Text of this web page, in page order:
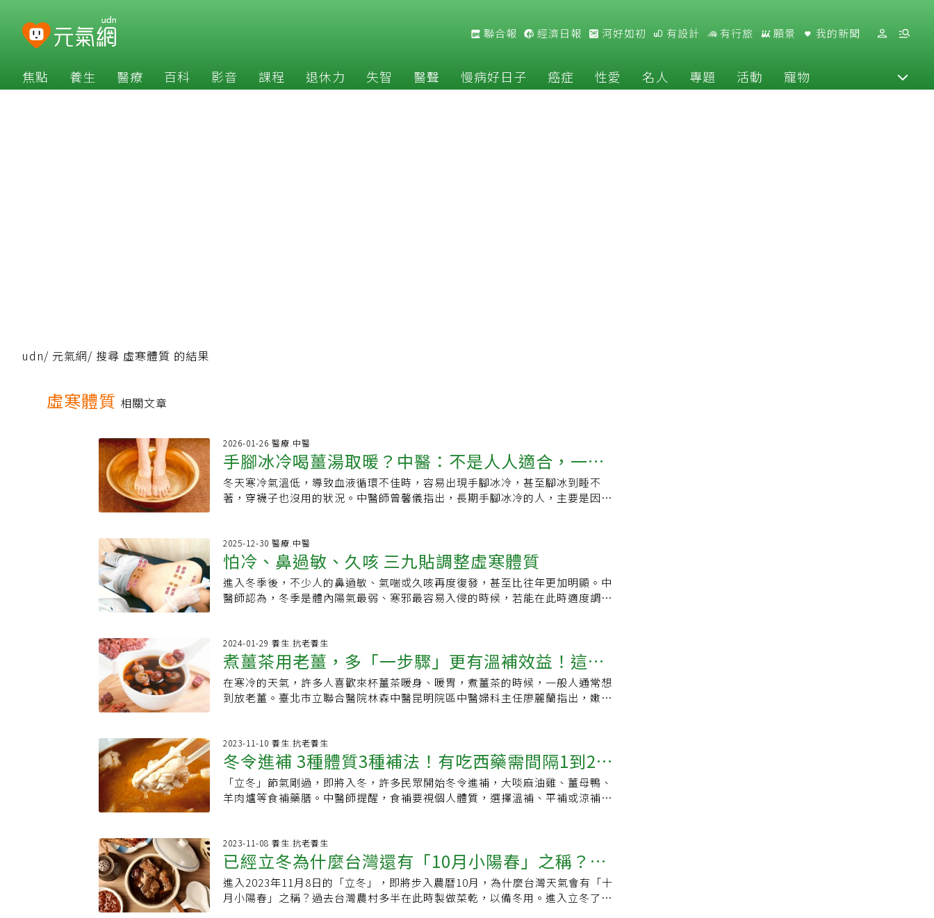
聯合報 經濟日報 河好如初 有設計 有行旅 願景 我的新聞
焦點 養生 醫療 百科 影音 課程 退休力 失智 醫聲 慢病好日子 癌症 性愛 名人 專題 活動 寵物
udn/ 元氣網/ 搜尋 虛寒體質 的結果
虛寒體質 相關文章
2026-01-26 醫療.中醫
手腳冰冷喝薑湯取暖？中醫：不是人人適合，一種
體質喝了反而上火
冬天寒冷氣溫低，導致血液循環不佳時，容易出現手腳冰冷，甚至腳冰到睡不
著，穿襪子也沒用的狀況。中醫師曾馨儀指出，長期手腳冰冷的人，主要是因為
腳冰冷的族群，包括虛寒體質者、女性、老年人、慢性病患者等。曾馨儀表示，
女性會受到雌激素影響基礎體溫，並且女性普遍肌肉量較低、基礎代謝率較慢，
加上骨架小、散熱快，較難維持四肢末梢的溫度。若男性長期手腳冰冷，則常見
於肥胖、久坐少動、患有三高慢性病的人，大多與血液循環、代謝功能不佳有
關。有些人會把手腳冰冷歸為「虛寒」體質，盲目喝薑湯、吃麻油雞或薑母鴨，
況多樣，有寒有熱，辨識體質才能找出根本原因。中醫論點四種冷：1.寒厥(真虛
型)：此為典型的「虛寒」，伴隨面色蒼白、精神疲倦，屬於真正的陽氣不足，治
療以溫補為主。2.熱厥(假冷型)：手腳冰冷但身體燥熱，可能伴隨著口乾、便祕、
舌苔偏黃，屬實熱體質，盲目進補反而加重不適。3.痰厥(濕重型)：體內代謝廢物
30分鐘除了食補，不少民眾會透過足浴來改善手腳冰冷，曾馨儀建議，泡腳時間
以晚間7至9點為佳，此時有助於放鬆神經、提升睡眠品質；水溫應控制在38至
43℃之間，以「熱而不燙」為原則，泡腳不宜超過30分鐘，至額頭微微出汗即
可。但要注意，空腹、餐後不宜泡腳；嚴重高血壓、心臟病患者不適合頻繁泡
腳。日常生活中，可透過穴位保養輔助改善，曾馨儀表示，可於泡腳後輕柔按摩
2025-12-30 醫療.中醫
怕冷、鼻過敏、久咳 三九貼調整虛寒體質
進入冬季後，不少人的鼻過敏、氣喘或久咳再度復發，甚至比往年更加明顯。中
醫師認為，冬季是體內陽氣最弱、寒邪最容易入侵的時候，若能在此時適度調養
身體恢復平衡。馬偕醫院中醫部內兒科主治醫師張珮琳說，三九貼是以辛溫藥材
製成藥餅，敷貼於背部大椎、肺俞、腎俞等重要經絡穴位，藉由溫補陽氣、扶正
祛寒，提升身體面對寒冷氣候時的調適能力。有過敏性鼻炎、慢性支氣管炎、容
易反覆感冒或體質虛寒、怕冷的患者，以及非處於急性發作的氣喘患者，建議可
考慮接受三九貼調養。是否適合敷貼，仍需經醫師專業評估。張珮琳指出，除了
有效的中醫治療方式。張珮琳說，依傳統節氣概念，建議在冬至後每隔九日進行
一次敷貼，一個療程敷貼3次，今年三九貼治療期間為即日起至明年2月14日，也
可以安排固定回診日期，由醫師依個人狀況評估調整為每一至兩周敷貼一次，一
年約進行3至4次，兼顧療效與生活作息。馬偕醫院中醫部內兒科主治醫師黃家瑩
患者伴隨眼睛癢、頭痛等不適症狀，亦會視情況酌加蒺藜、蟬蛻、川芎等藥物，
以加強療效。不過，實際用藥須由中醫師依個別狀況評估後開立，民眾不宜自行
服用。
2024-01-29 養生.抗老養生
煮薑茶用老薑，多「一步驟」更有溫補效益！這些
族群薑茶不宜喝太多
在寒冷的天氣，許多人喜歡來杯薑茶暖身、暖胃，煮薑茶的時候，一般人通常想
到放老薑。臺北市立聯合醫院林森中醫昆明院區中醫婦科主任廖麗蘭指出，嫩薑
湯，薑辣素更可提升，溫補效果也更好，特別是產後婦女飲用，更可幫助保養子
宮。廖麗蘭表示，體質比較虛寒、口水較多、臉色較蒼白、常手腳冰冷，也常會
胃冷、胃痛的族群，天冷時特別適合喝薑茶暖胃，喝下薑茶，身體也會舒服一
點。薑茶加點好料養生效果更提升若擔心薑茶比較辛辣，煮薑茶時，可放些桂
圓、枸杞、紅棗等，口感比較溫和，像桂圓可幫助補血、養血，枸杞有滋養作
不舒服，也可在薑茶中放點檸檬、金桔，飲用後身體就會舒服一點。為了讓薑茶
更好喝、更順口，有些人會在薑茶中放點黑糖、紅糖。對此，廖麗蘭提醒，若加
太多糖分，可能讓薑茶的「辛溫」效果大減，代表養生、滋養效果就不會那麼
強。此外，甜食易生痰，也會讓脾濕體質加重、影響脾胃功能，因此咳嗽的人、
2023-11-10 養生.抗老養生
冬令進補 3種體質3種補法！有吃西藥需間隔1到2小
時
「立冬」節氣剛過，即將入冬，許多民眾開始冬令進補，大啖麻油雞、薑母鴨、
羊肉爐等食補藥膳。中醫師提醒，食補要視個人體質，選擇溫補、平補或涼補，
台北市立聯合醫院中醫部長陳朝宗表示，進補要按照體質，如有服用西藥者，要
間隔1到2小時才能進補。虛寒體質的人會怕冷、手腳冰冷、臉色蒼白、精神不
振、大便稀溏、白帶多為清澈水狀，食補建議吃羊肉爐、薑母鴨、十全大補湯、
麻油雞等，促進血循、祛寒暖身。燥熱體質燥熱體質的人怕熱、口乾舌燥、容易
嘴破、情緒煩躁、便祕難解、白帶多稠且黃綠色，食補建議喝青草茶、菊花茶、
2023-11-08 養生.抗老養生
已經立冬為什麼台灣還有「10月小陽春」之稱？為
什麼立冬要進補？立冬養身3要訣報你知！
進入2023年11月8日的「立冬」，即將步入農曆10月，為什麼台灣天氣會有「十
月小陽春」之稱？過去台灣農村多半在此時製做菜乾，以備冬用。進入立冬了解